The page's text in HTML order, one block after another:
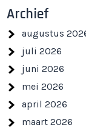
Archief
augustus
juli 2026
juni 2026
mei 2026
april 2026
maart 2026